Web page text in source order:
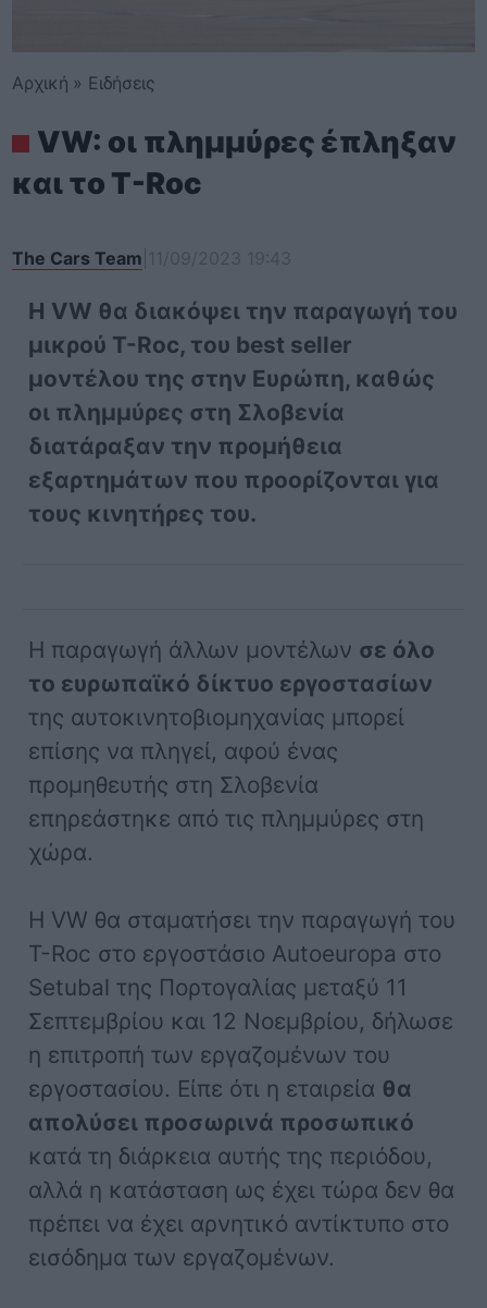
Αρχική » Ειδήσεις
VW: οι πλημμύρες έπληξαν
και το T-Roc
The Cars Team
Η VW θα διακόψει την παραγωγή του
μικρού T-Roc, του best seller
μοντέλου της στην Ευρώπη, καθώς
οι πλημμύρες στη Σλοβενία
διατάραξαν την προμήθεια
εξαρτημάτων που προορίζονται για
τους κινητήρες του.
Η παραγωγή άλλων μοντέλων σε όλο
το ευρωπαϊκό δίκτυο εργοστασίων
της αυτοκινητοβιομηχανίας μπορεί
επίσης να πληγεί, αφού ένας
προμηθευτής στη Σλοβενία
επηρεάστηκε από τις πλημμύρες στη
χώρα.
Η VW θα σταματήσει την παραγωγή του
T-Roc στο εργοστάσιο Autoeuropa στο
Setubal της Πορτογαλίας μεταξύ 11
Σεπτεμβρίου και 12 Νοεμβρίου, δήλωσε
η επιτροπή των εργαζομένων του
εργοστασίου. Είπε ότι η εταιρεία θα
απολύσει προσωρινά προσωπικό
κατά τη διάρκεια αυτής της περιόδου,
αλλά η κατάσταση ως έχει τώρα δεν θα
πρέπει να έχει αρνητικό αντίκτυπο στο
εισόδημα των εργαζομένων.